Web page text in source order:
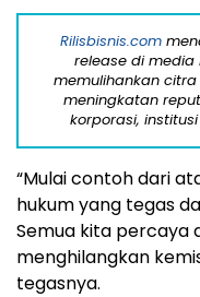
Rilisbisnis.com
release di media
memulihankan
meningkatan
korporasi,
“Mulai contoh dari
hukum yang tegas
Semua kita percaya
menghilangkan
tegasnya.